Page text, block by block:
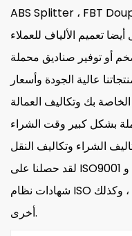
أو توفير صناديق محملة
عالية الجودة وأسعار
بك وتكاليف العمالة
بشكل كبير وقت الشراء
لقد حصلنا على ISO9001 و ISO14001 و ISO45001 وثلاث
شهادات نظام ISO الرئيسية ، وكذلك CE و ROHS و FC وشهادات
أخرى.